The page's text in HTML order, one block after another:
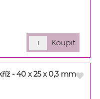
- 40 x 25 x 0,3 mm